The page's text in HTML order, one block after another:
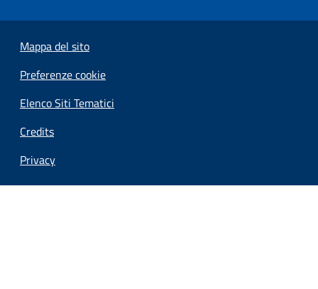
Mappa del sito
Preferenze cookie
Elenco Siti Tematici
Credits
Privacy